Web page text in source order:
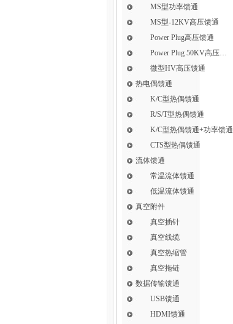
MS型功率馈通
MS型-12KV高压馈通
Power Plug高压馈通
微型HV高压馈通
热电偶馈通
K/C型热偶馈通
R/S/T型热偶馈通
K/C型热偶馈通+功率馈通
CTS型热偶馈通
流体馈通
常温流体馈通
低温流体馈通
真空附件
真空插针
真空线缆
真空热缩管
真空拖链
数据传输馈通
USB馈通
HDMI馈通